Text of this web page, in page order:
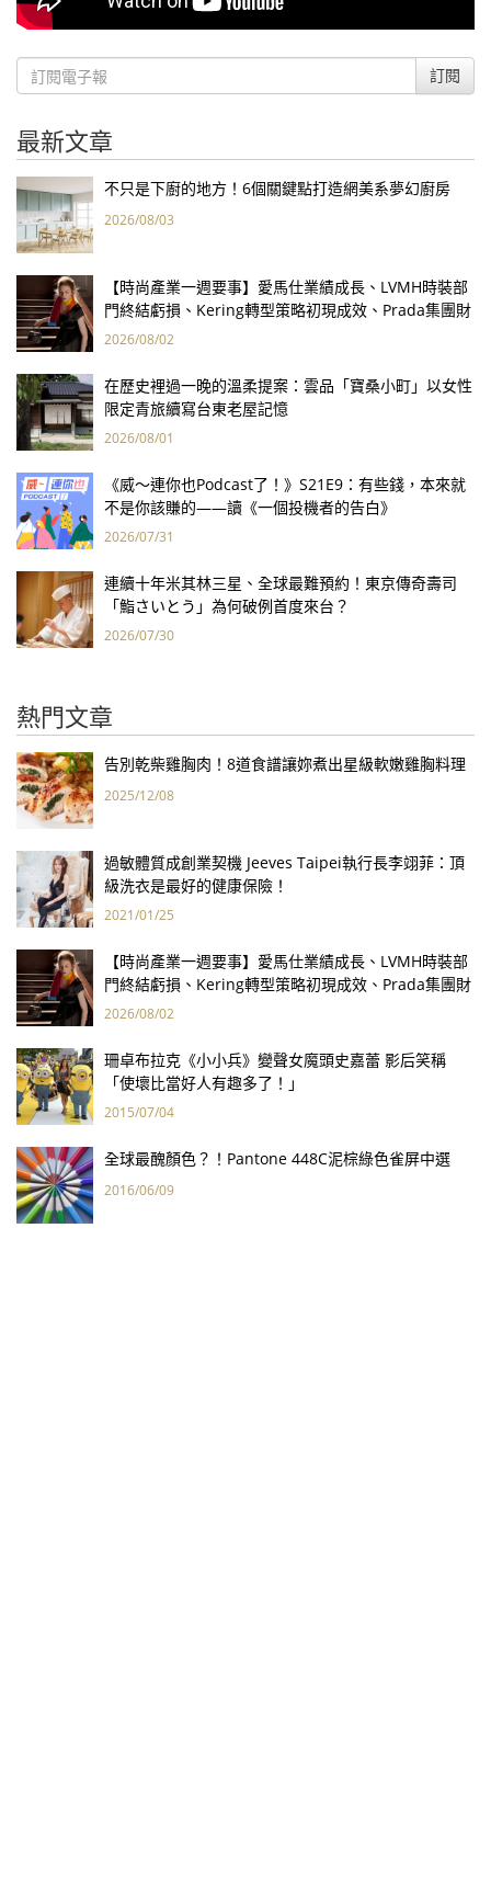
訂閱
最新文章
不只是下廚的地方！6個關鍵點打造網美系夢幻廚房
2026/08/03
【時尚產業一週要事】愛馬仕業績成長、LVMH時裝部
門終結虧損、Kering轉型策略初現成效、Prada集團財
報亮眼
2026/08/02
在歷史裡過一晚的溫柔提案：雲品「寶桑小町」以女性
限定青旅續寫台東老屋記憶
2026/08/01
《威～連你也Podcast了！》S21E9：有些錢，本來就
不是你該賺的——讀《一個投機者的告白》
2026/07/31
連續十年米其林三星、全球最難預約！東京傳奇壽司
「鮨さいとう」為何破例首度來台？
2026/07/30
熱門文章
告別乾柴雞胸肉！8道食譜讓妳煮出星級軟嫩雞胸料理
2025/12/08
過敏體質成創業契機 Jeeves Taipei執行長李翊菲：頂
級洗衣是最好的健康保險！
2021/01/25
【時尚產業一週要事】愛馬仕業績成長、LVMH時裝部
門終結虧損、Kering轉型策略初現成效、Prada集團財
報亮眼
2026/08/02
珊卓布拉克《小小兵》變聲女魔頭史嘉蕾 影后笑稱
「使壞比當好人有趣多了！」
2015/07/04
全球最醜顏色？！Pantone 448C泥棕綠色雀屏中選
2016/06/09